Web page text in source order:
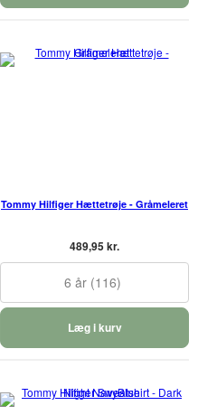
Tommy Hilfiger Hættetrøje - Gråmeleret
489,95 kr.
6 år (116)
Læg i kurv